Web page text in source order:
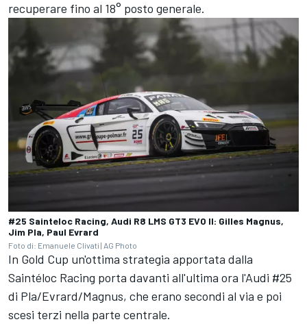
recuperare fino al 18° posto generale.
#25 Sainteloc Racing, Audi R8 LMS GT3 EVO II: Gilles Magnus,
Jim Pla, Paul Evrard
Foto di: Emanuele Clivati | AG Photo
In Gold Cup un'ottima strategia apportata dalla
Saintéloc Racing porta davanti all'ultima ora l'Audi #25
di Pla/Evrard/Magnus, che erano secondi al via e poi
scesi terzi nella parte centrale.